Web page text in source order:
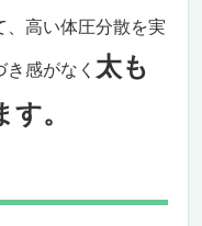
、高い体圧分散を実
感がなく 太も
。